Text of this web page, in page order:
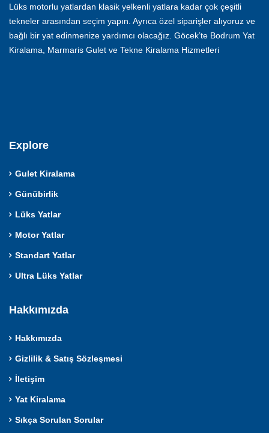
Lüks motorlu yatlardan klasik yelkenli yatlara kadar çok çeşitli
tekneler arasından seçim yapın. Ayrıca özel siparişler alıyoruz ve
bağlı bir yat edinmenize yardımcı olacağız. Göcek’te Bodrum Yat
Kiralama, Marmaris Gulet ve Tekne Kiralama Hizmetleri
Explore
Gulet Kiralama
Günübirlik
Lüks Yatlar
Motor Yatlar
Standart Yatlar
Ultra Lüks Yatlar
Hakkımızda
Hakkımızda
Gizlilik & Satış Sözleşmesi
İletişim
Yat Kiralama
Sıkça Sorulan Sorular